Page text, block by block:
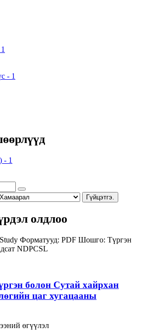
1
- 1
- 1
Гүйцэтгэ.
олдлоо
Форматууд: PDF Шошго: Түргэн
NDPCSL
болон Сутай хайрхан
цаг хугацааны
өгүүлэл